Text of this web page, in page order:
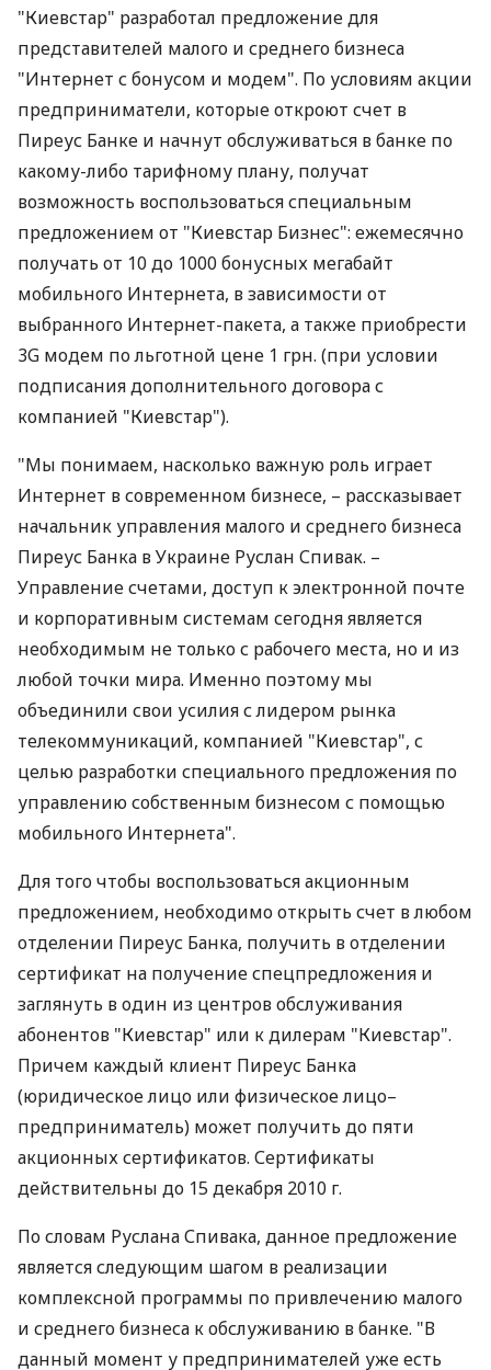
"Киевстар" разработал предложение для
представителей малого и среднего бизнеса
"Интернет с бонусом и модем". По условиям акции
предприниматели, которые откроют счет в
Пиреус Банке и начнут обслуживаться в банке по
какому-либо тарифному плану, получат
возможность воспользоваться специальным
предложением от "Киевстар Бизнес": ежемесячно
получать от 10 до 1000 бонусных мегабайт
мобильного Интернета, в зависимости от
выбранного Интернет-пакета, а также приобрести
3G модем по льготной цене 1 грн. (при условии
подписания дополнительного договора с
компанией "Киевстар").
"Мы понимаем, насколько важную роль играет
Интернет в современном бизнесе, – рассказывает
начальник управления малого и среднего бизнеса
Пиреус Банка в Украине Руслан Спивак. –
Управление счетами, доступ к электронной почте
и корпоративным системам сегодня является
необходимым не только с рабочего места, но и из
любой точки мира. Именно поэтому мы
объединили свои усилия с лидером рынка
телекоммуникаций, компанией "Киевстар", с
целью разработки специального предложения по
управлению собственным бизнесом с помощью
мобильного Интернета".
Для того чтобы воспользоваться акционным
предложением, необходимо открыть счет в любом
отделении Пиреус Банка, получить в отделении
сертификат на получение спецпредложения и
заглянуть в один из центров обслуживания
абонентов "Киевстар" или к дилерам "Киевстар".
Причем каждый клиент Пиреус Банка
(юридическое лицо или физическое лицо–
предприниматель) может получить до пяти
акционных сертификатов. Сертификаты
действительны до 15 декабря 2010 г.
По словам Руслана Спивака, данное предложение
является следующим шагом в реализации
комплексной программы по привлечению малого
и среднего бизнеса к обслуживанию в банке. "В
данный момент у предпринимателей уже есть